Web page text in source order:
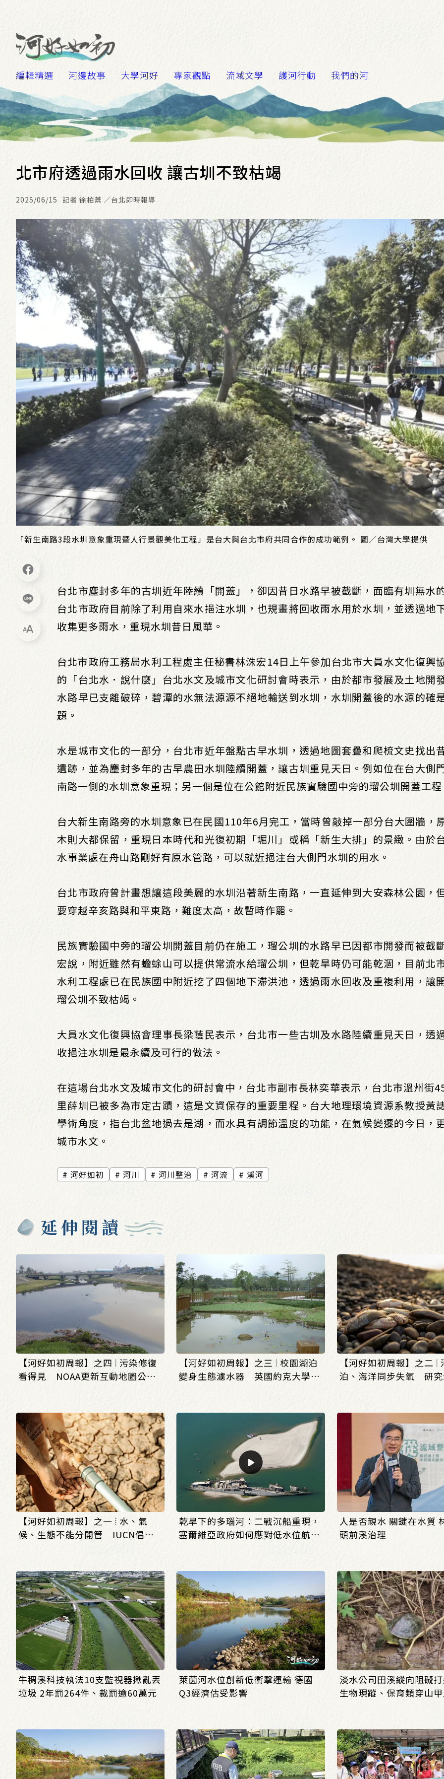
編輯精選 河邊故事 大學河好 專家觀點 流域文學 護河行動 我們的河
北市府透過雨水回收 讓古圳不致枯竭
2025/06/15 記者 徐柏棻 ／台北即時報導
「新生南路3段水圳意象重現暨人行景觀美化工程」是台大與台北市府共同合作的成功範例。 圖／台灣大學提供
台北市塵封多年的古圳近年陸續「開蓋」，卻因昔日水路早被截斷，面臨有圳無水
台北市政府目前除了利用自來水挹注水圳，也規畫將回收雨水用於水圳，並透過地
收集更多雨水，重現水圳昔日風華。
台北市政府工務局水利工程處主任秘書林洙宏14日上午參加台北市大員水文化復興
的「台北水．說什麼」台北水文及城市文化研討會時表示，由於都市發展及土地開
水路早已支離破碎，碧潭的水無法源源不絕地輸送到水圳，水圳開蓋後的水源的確
題。
水是城市文化的一部分，台北市近年盤點古早水圳，透過地圖套疊和爬梳文史找出
遺跡，並為塵封多年的古早農田水圳陸續開蓋，讓古圳重見天日。例如位在台大側
南路一側的水圳意象重現；另一個是位在公館附近民族實驗國中旁的瑠公圳開蓋工
台大新生南路旁的水圳意象已在民國110年6月完工，當時曾敲掉一部分台大圍牆，
木則大都保留，重現日本時代和光復初期「堀川」或稱「新生大排」的景緻。由於
水事業處在舟山路剛好有原水管路，可以就近挹注台大側門水圳的用水。
台北市政府曾計畫想讓這段美麗的水圳沿著新生南路，一直延伸到大安森林公園，
要穿越辛亥路與和平東路，難度太高，故暫時作罷。
民族實驗國中旁的瑠公圳開蓋目前仍在施工，瑠公圳的水路早已因都市開發而被截
宏說，附近雖然有蟾蜍山可以提供常流水給瑠公圳，但乾旱時仍可能乾涸，目前北
水利工程處已在民族國中附近挖了四個地下滯洪池，透過雨水回收及重複利用，讓
瑠公圳不致枯竭。
大員水文化復興協會理事長梁蔭民表示，台北市一些古圳及水路陸續重見天日，透
收挹注水圳是最永續及可行的做法。
在這場台北水文及城市文化的研討會中，台北市副市長林奕華表示，台北市溫州街
里薛圳已被多為市定古蹟，這是文資保存的重要里程。台大地理環境資源系教授黃
學術角度，指台北盆地過去是湖，而水具有調節溫度的功能，在氣候變遷的今日，
城市水文。
河好如初 河川 河川整治 河流 溪河
延伸閱讀
【河好如初周報】之四 ⦙ 污染修復
看得見 NOAA更新互動地圖公開
【河好如初周報】之三 ⦙ 校園湖泊
變身生態濾水器 英國約克大學打
【河好如初周報】之二 ⦙
泊、海洋同步失氧 研
【河好如初周報】之一 ⦙ 水、氣
候、生態不能分開管 IUCN倡議
乾旱下的多瑙河：二戰沉船重現，
塞爾維亞政府如何應對低水位航運
人是否親水 關鍵在水質
頭前溪治理
牛稠溪科技執法10支監視器揪亂丟
垃圾 2年罰264件、裁罰逾60萬元
萊茵河水位創新低衝擊運輸 德國
Q3經濟估受影響
淡水公司田溪縱向阻礙
生物現蹤、保育類穿山